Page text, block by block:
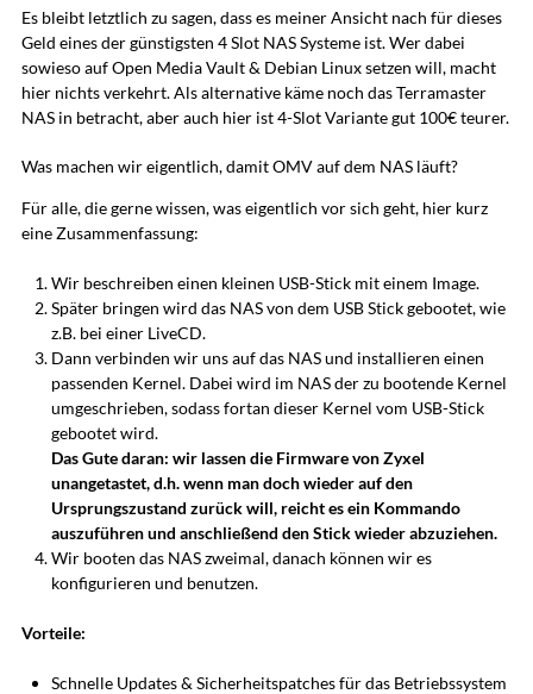
Es bleibt letztlich zu sagen, dass es meiner Ansicht nach für dieses
Geld eines der günstigsten 4 Slot NAS Systeme ist. Wer dabei
sowieso auf Open Media Vault & Debian Linux setzen will, macht
hier nichts verkehrt. Als alternative käme noch das Terramaster
NAS in betracht, aber auch hier ist 4-Slot Variante gut 100€ teurer.
Was machen wir eigentlich, damit OMV auf dem NAS läuft?
Für alle, die gerne wissen, was eigentlich vor sich geht, hier kurz
eine Zusammenfassung:
Wir beschreiben einen kleinen USB-Stick mit einem Image.
Später bringen wird das NAS von dem USB Stick gebootet, wie
z.B. bei einer LiveCD.
Dann verbinden wir uns auf das NAS und installieren einen
passenden Kernel. Dabei wird im NAS der zu bootende Kernel
umgeschrieben, sodass fortan dieser Kernel vom USB-Stick
gebootet wird.
Das Gute daran: wir lassen die Firmware von Zyxel
unangetastet, d.h. wenn man doch wieder auf den
Ursprungszustand zurück will, reicht es ein Kommando
auszuführen und anschließend den Stick wieder abzuziehen.
Wir booten das NAS zweimal, danach können wir es
konfigurieren und benutzen.
Vorteile:
Schnelle Updates & Sicherheitspatches für das Betriebssystem